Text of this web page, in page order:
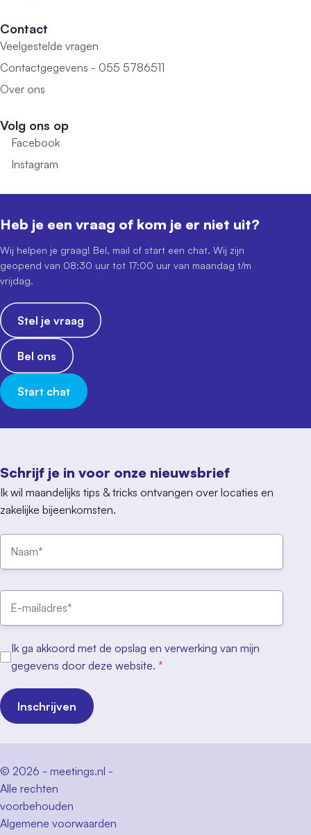
Contact
Veelgestelde vragen
Contactgegevens - 055 5786511
Over ons
Volg ons op
Facebook
Instagram
Schrijf je in voor onze nieuwsbrief
Ik wil maandelijks tips & tricks ontvangen over locaties en
zakelijke bijeenkomsten.
Ik ga akkoord met de opslag en verwerking van mijn
gegevens door deze website. *
Inschrijven
Heb je een vraag of kom je er niet uit?
Wij helpen je graag! Bel, mail of start een chat. Wij zijn
geopend van 08:30 uur tot 17:00 uur van maandag t/m
vrijdag.
Stel je vraag
Bel ons
Start chat
© 2026 - meetings.nl -
Alle rechten
voorbehouden
Algemene voorwaarden